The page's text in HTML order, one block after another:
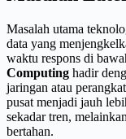
Masalah utama
data yang
waktu respons di
Computing hadir
jaringan atau
pusat menjadi jauh
sekadar tren,
bertahan.